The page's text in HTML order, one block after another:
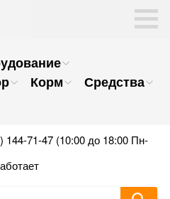
Корм
Средства
144-71-47 (10:00 до 18:00 Пн-